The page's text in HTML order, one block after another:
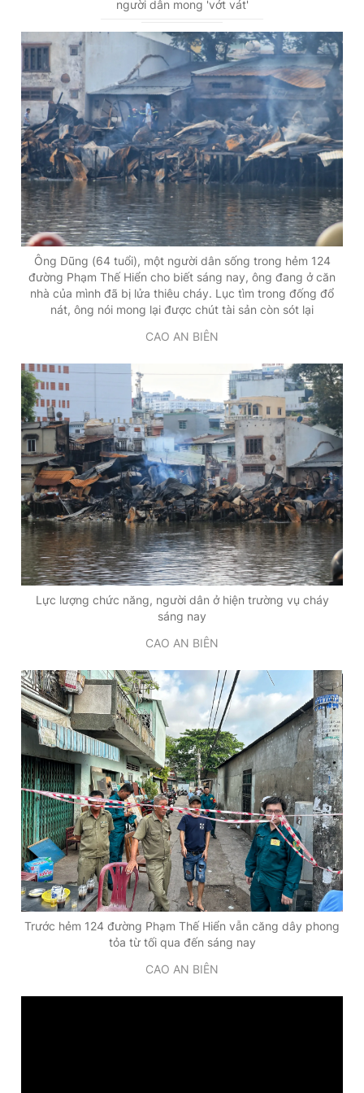
người dân mong 'vớt vát'
Ông Dũng (64 tuổi), một người dân sống trong hẻm 124
đường Phạm Thế Hiển cho biết sáng nay, ông đang ở căn
nhà của mình đã bị lửa thiêu cháy. Lục tìm trong đống đổ
nát, ông nói mong lại được chút tài sản còn sót lại
CAO AN BIÊN
Lực lượng chức năng, người dân ở hiện trường vụ cháy
sáng nay
CAO AN BIÊN
Trước hẻm 124 đường Phạm Thế Hiển vẫn căng dây phong
tỏa từ tối qua đến sáng nay
CAO AN BIÊN